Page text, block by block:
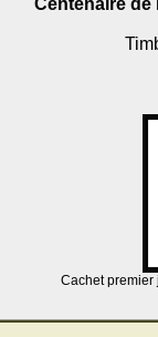
Cachet premier